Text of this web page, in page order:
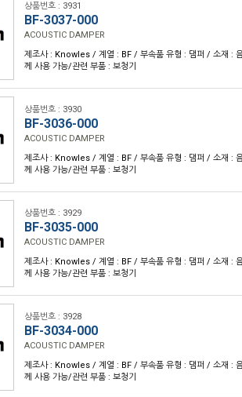
상품번호 : 3931
BF-3037-000
ACOUSTIC DAMPER
제조사 : Knowles / 계열 : BF / 부속품 유형 : 댐퍼 / 소재 :
께 사용 가능/관련 부품 : 보청기
상품번호 : 3930
BF-3036-000
ACOUSTIC DAMPER
제조사 : Knowles / 계열 : BF / 부속품 유형 : 댐퍼 / 소재 :
께 사용 가능/관련 부품 : 보청기
상품번호 : 3929
BF-3035-000
ACOUSTIC DAMPER
제조사 : Knowles / 계열 : BF / 부속품 유형 : 댐퍼 / 소재 :
께 사용 가능/관련 부품 : 보청기
상품번호 : 3928
BF-3034-000
ACOUSTIC DAMPER
제조사 : Knowles / 계열 : BF / 부속품 유형 : 댐퍼 / 소재 :
께 사용 가능/관련 부품 : 보청기